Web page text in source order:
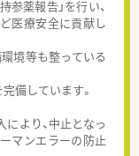
薬報告」を行い、
医療安全に貢献し
境等も整っている
備しています。
より、中止となっ
マンエラーの防止